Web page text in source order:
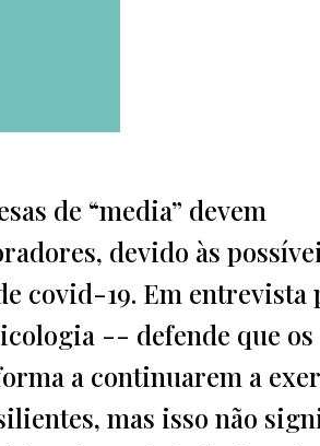
de “media” devem
devido às
covid-19. Em entrevista
-- defende que os
a continuarem a
mas isso não